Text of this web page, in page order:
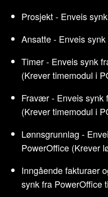
Prosjekt - Enveis
Ansatte - Enveis
Timer - Enveis synk
(Krever timemodul i
Fravær - Enveis synk
(Krever timemodul i
Lønnsgrunnlag -
PowerOffice (Krever
Inngående fakturaer
synk fra PowerOffice